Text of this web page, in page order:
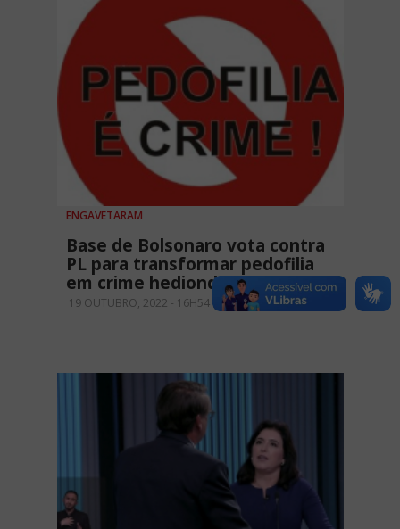
ENGAVETARAM
Base de Bolsonaro vota contra
PL para transformar pedofilia
em crime hediondo
19 OUTUBRO, 2022 - 16H54